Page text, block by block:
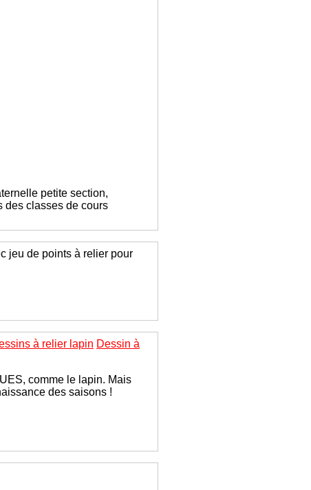
petite section,
des classes de cours
jeu de points à relier pour
à relier lapin Dessin à
comme le lapin. Mais
des saisons !